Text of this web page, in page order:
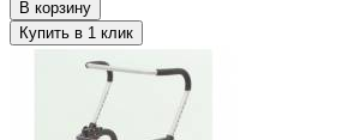
В корзину
Купить в 1 клик